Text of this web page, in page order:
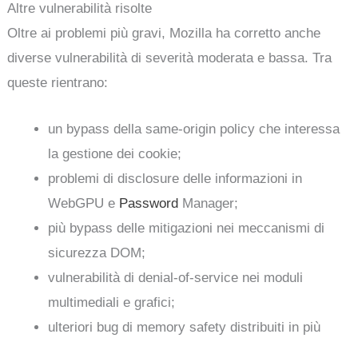
Altre vulnerabilità risolte
Oltre ai problemi più gravi, Mozilla ha corretto anche
diverse vulnerabilità di severità moderata e bassa. Tra
queste rientrano:
un bypass della same-origin policy che interessa
la gestione dei cookie;
problemi di disclosure delle informazioni in
WebGPU e Password Manager;
più bypass delle mitigazioni nei meccanismi di
sicurezza DOM;
vulnerabilità di denial-of-service nei moduli
multimediali e grafici;
ulteriori bug di memory safety distribuiti in più